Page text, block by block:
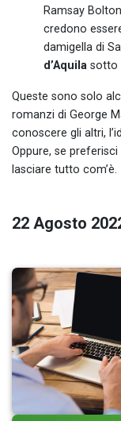
Ramsay
credono
damigella di
d’Aquila sotto
Queste sono solo
romanzi di George
conoscere gli altri,
Oppure, se
lasciare tutto com’è.
22 Agosto